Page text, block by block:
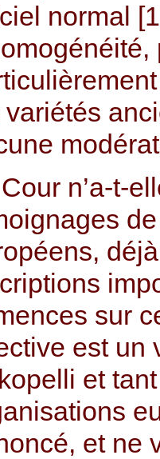
normal
variétés
n’a-t-
sur
est un
et tant
et ne